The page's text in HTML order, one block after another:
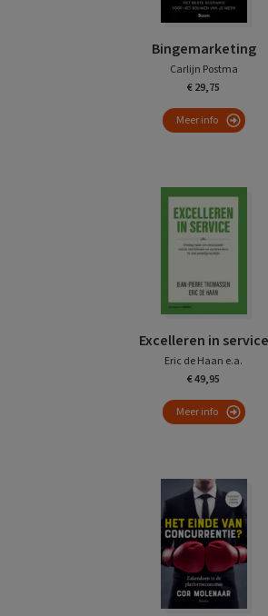
Bingemarketing
Carlijn Postma
€ 29,75
Meer info
Excelleren in service
Eric de Haan e.a.
€ 49,95
Meer info